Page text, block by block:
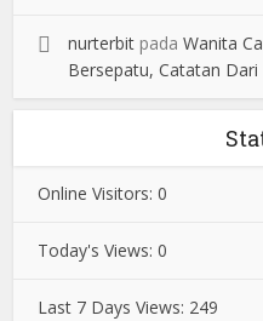
nurterbit padaWanita
Bersepatu, Catatan
Online Visitors:0
Today's Views:0
Last 7 Days Views: 249